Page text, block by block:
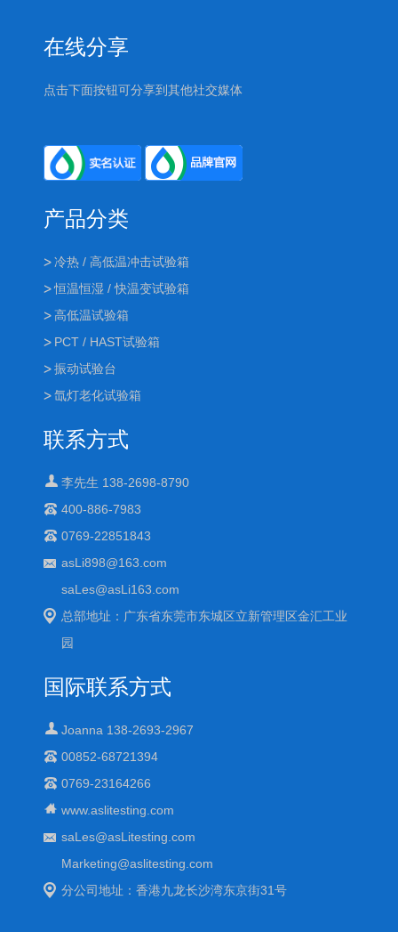
在线分享
点击下面按钮可分享到其他社交媒体
产品分类
冷热 / 高低温冲击试验箱
恒温恒湿 / 快温变试验箱
高低温试验箱
PCT / HAST试验箱
振动试验台
氙灯老化试验箱
联系方式
李先生 138-2698-8790
400-886-7983
0769-22851843
asLi898@163.com
saLes@asLi163.com
总部地址：广东省东莞市东城区立新管理区金汇工业
园
国际联系方式
Joanna 138-2693-2967
00852-68721394
0769-23164266
www.aslitesting.com
saLes@asLitesting.com
Marketing@aslitesting.com
分公司地址：香港九龙长沙湾东京街31号